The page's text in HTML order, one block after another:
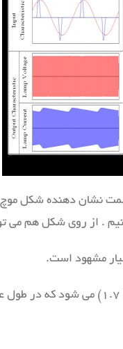
دهنده شکل موچ
مشهود است.